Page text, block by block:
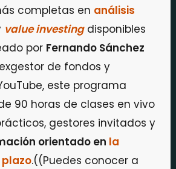
completas en análisis
value investingdisponibles
por Fernando Sánchez
de fondos y
este programa
90 horas de clases en vivo
gestores invitados y
orientado en la
.((Puedes conocer a